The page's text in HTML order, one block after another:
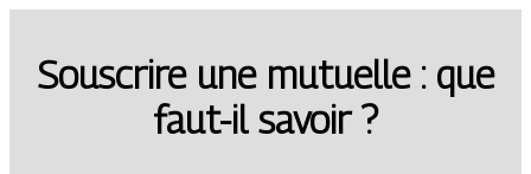
Souscrire une mutuelle : que
faut-il savoir ?